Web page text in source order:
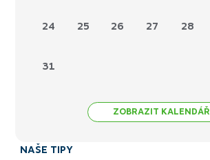
24 25 26 27 28
31
ZOBRAZIT KALENDÁŘ
NAŠE TIPY